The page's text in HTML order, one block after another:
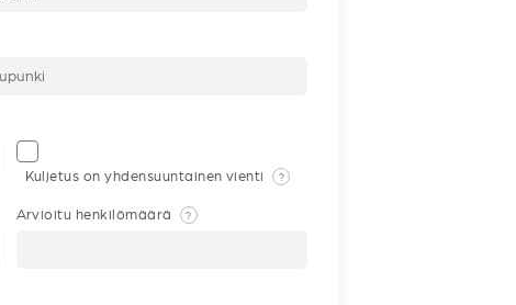
Kuljetus on yhdensuuntainen vienti ?
Arvioitu henkilömäärä ?